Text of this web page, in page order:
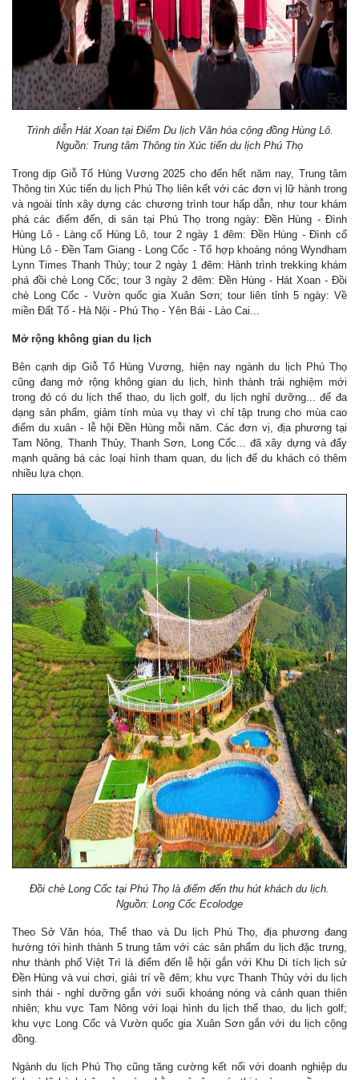
Trình diễn Hát Xoan tại Điểm Du lịch Văn hóa cộng đồng Hùng Lô.
Nguồn: Trung tâm Thông tin Xúc tiến du lịch Phú Thọ
Trong dịp Giỗ Tổ Hùng Vương 2025 cho đến hết năm nay, Trung tâm
Thông tin Xúc tiến du lịch Phú Thọ liên kết với các đơn vị lữ hành trong
và ngoài tỉnh xây dựng các chương trình tour hấp dẫn, như tour khám
phá các điểm đến, di sản tại Phú Thọ trong ngày: Đền Hùng - Đình
Hùng Lô - Làng cổ Hùng Lô, tour 2 ngày 1 đêm: Đền Hùng - Đình cổ
Hùng Lô - Đền Tam Giang - Long Cốc - Tổ hợp khoáng nóng Wyndham
Lynn Times Thanh Thủy; tour 2 ngày 1 đêm: Hành trình trekking khám
phá đồi chè Long Cốc; tour 3 ngày 2 đêm: Đền Hùng - Hát Xoan - Đồi
chè Long Cốc - Vườn quốc gia Xuân Sơn; tour liên tỉnh 5 ngày: Về
miền Đất Tổ - Hà Nội - Phú Thọ - Yên Bái - Lào Cai...
Mở rộng không gian du lịch
Bên cạnh dịp Giỗ Tổ Hùng Vương, hiện nay ngành du lịch Phú Thọ
cũng đang mở rộng không gian du lịch, hình thành trải nghiệm mới
trong đó có du lịch thể thao, du lịch golf, du lịch nghỉ dưỡng... để đa
dạng sản phẩm, giảm tính mùa vụ thay vì chỉ tập trung cho mùa cao
điểm du xuân - lễ hội Đền Hùng mỗi năm. Các đơn vị, địa phương tại
Tam Nông, Thanh Thủy, Thanh Sơn, Long Cốc... đã xây dựng và đẩy
mạnh quảng bá các loại hình tham quan, du lịch để du khách có thêm
nhiều lựa chọn.
Đồi chè Long Cốc tại Phú Thọ là điểm đến thu hút khách du lịch.
Nguồn: Long Cốc Ecolodge
Theo Sở Văn hóa, Thể thao và Du lịch Phú Thọ, địa phương đang
hướng tới hình thành 5 trung tâm với các sản phẩm du lịch đặc trưng,
như thành phố Việt Trì là điểm đến lễ hội gắn với Khu Di tích lịch sử
Ðền Hùng và vui chơi, giải trí về đêm; khu vực Thanh Thủy với du lịch
sinh thái - nghỉ dưỡng gắn với suối khoáng nóng và cảnh quan thiên
nhiên; khu vực Tam Nông với loại hình du lịch thể thao, du lịch golf;
khu vực Long Cốc và Vườn quốc gia Xuân Sơn gắn với du lịch cộng
đồng.
Ngành du lịch Phú Thọ cũng tăng cường kết nối với doanh nghiệp du